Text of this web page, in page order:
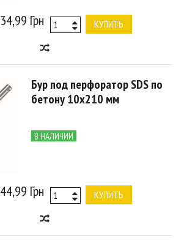
34,99 Грн КУПИТЬ
Бур под перфоратор SDS по
бетону 10х210 мм
В НАЛИЧИИ
44,99 Грн КУПИТЬ